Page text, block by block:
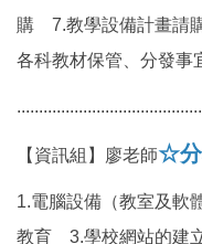
購 7.教學設備計畫請
各科教材保管、分發事
【資訊組】廖老師☆分
1.電腦設備（教室及
教育 3.學校網站的建